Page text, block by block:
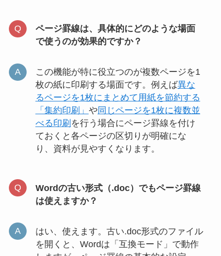
ページ罫線は、具体的にどのような場面
で使うのが効果的ですか？
この機能が特に役立つのが複数ページを1
枚の紙に印刷する場面です。例えば異な
るページを1枚にまとめて用紙を節約する
「集約印刷」 や 同じページを1枚に複数並
べる印刷 を行う場合にページ罫線を付け
ておくと各ページの区切りが明確にな
り、資料が見やすくなります。
Wordの古い形式（.doc）でもページ罫線
は使えますか？
はい、使えます。古い.doc形式のファイル
を開くと、Wordは「互換モード」で動作